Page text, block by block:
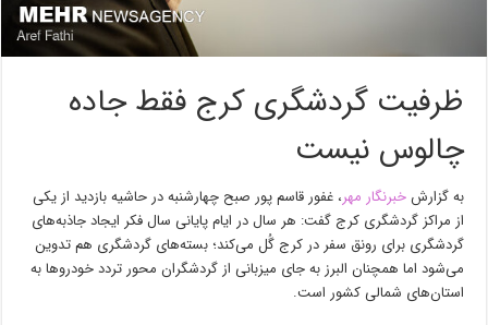
ظرفیت گردشگری کرج فقط جاده
چالوس نیست
به گزارشخبرنگار مهر، غفور قاسم پور صبح چهارشنبه در حاشیه بازدید از یکی
از مراکز گردشگری کرج گفت: هر سال در ایام پایانی سال فکر ایجاد جاذبه‌های
گردشگری برای رونق سفر در کرج گُل می‌کند؛ بسته‌های گردشگری هم تدوین
می‌شود اما همچنان البرز به جای میزبانی از گردشگران محور تردد خودروها به
استان‌های شمالی کشور است.